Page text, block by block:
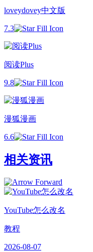
loveydovey中文版
7.3
阅读Plus
9.8
漫狐漫画
6.6
相关资讯
YouTube怎么改名
教程
2026-08-07